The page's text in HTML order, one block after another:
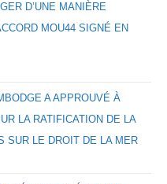
D’UNE MANIÈRE
MOU44 SIGNÉ EN
A APPROUVÉ À
LA RATIFICATION DE LA
SUR LE DROIT DE LA MER